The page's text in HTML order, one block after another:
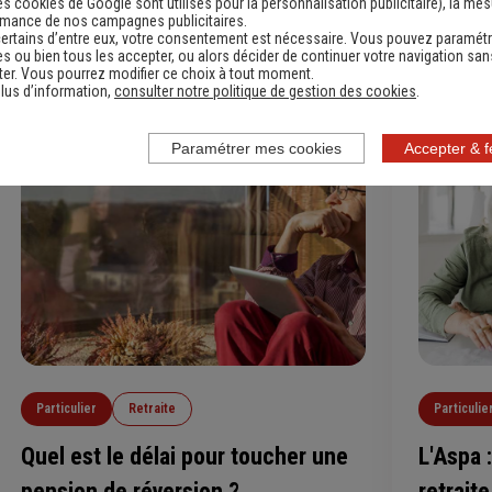
permet aussi d’explorer son environnement,
cesse au bout de quelques mois. Si cela
commence à devenir ennuyeux ou irritant, il existe
des solutions efficaces pour remédier à ce
Lire l'article
Particulier Retraite
Quel est le délai pour toucher une
L'Aspa
de nos campagnes publicitaires.
d’entre eux, votre consentement est nécessaire. Vous pouvez
ou bien tous les accepter, ou alors décider de continuer votre navigation
Vous pourrez modifier ce choix à tout moment.
d’information, consulter notre politique de gestion des cookies
Accepter &
Paramétrer mes cookies